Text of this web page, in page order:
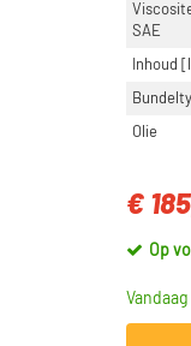
SAE
Inhoud
Olie
€
Op